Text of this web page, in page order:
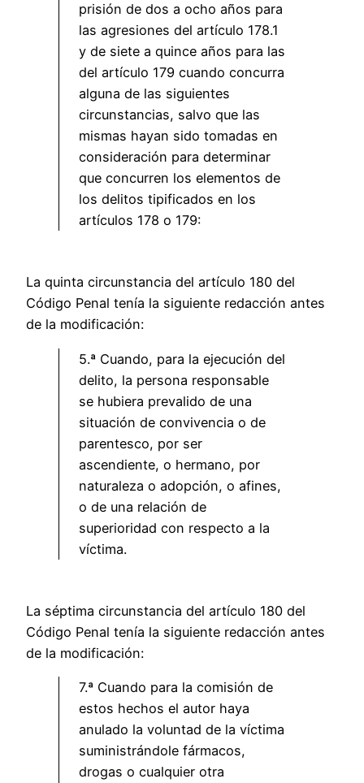
prisión de dos a ocho años para
las agresiones del artículo 178.1
y de siete a quince años para las
del artículo 179 cuando concurra
alguna de las siguientes
circunstancias, salvo que las
mismas hayan sido tomadas en
consideración para determinar
que concurren los elementos de
los delitos tipificados en los
artículos 178 o 179:
La quinta circunstancia del artículo 180 del
Código Penal tenía la siguiente redacción antes
de la modificación:
5.ª Cuando, para la ejecución del
delito, la persona responsable
se hubiera prevalido de una
situación de convivencia o de
parentesco, por ser
ascendiente, o hermano, por
naturaleza o adopción, o afines,
o de una relación de
superioridad con respecto a la
víctima.
La séptima circunstancia del artículo 180 del
Código Penal tenía la siguiente redacción antes
de la modificación:
7.ª Cuando para la comisión de
estos hechos el autor haya
anulado la voluntad de la víctima
suministrándole fármacos,
drogas o cualquier otra